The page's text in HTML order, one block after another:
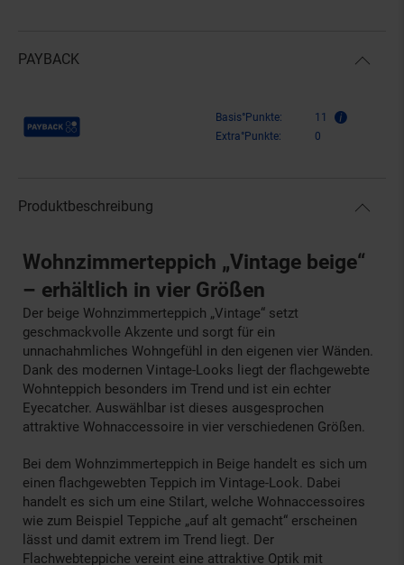
PAYBACK
Payback Punkte Basis°Punkte:
11
Extra°Punkte:
0
Produktbeschreibung
Wohnzimmerteppich „Vintage beige“
– erhältlich in vier Größen
Der beige Wohnzimmerteppich „Vintage“ setzt
geschmackvolle Akzente und sorgt für ein
unnachahmliches Wohngefühl in den eigenen vier Wänden.
Dank des modernen Vintage-Looks liegt der flachgewebte
Wohnteppich besonders im Trend und ist ein echter
Eyecatcher. Auswählbar ist dieses ausgesprochen
attraktive Wohnaccessoire in vier verschiedenen Größen.
Bei dem Wohnzimmerteppich in Beige handelt es sich um
einen flachgewebten Teppich im Vintage-Look. Dabei
handelt es sich um eine Stilart, welche Wohnaccessoires
wie zum Beispiel Teppiche „auf alt gemacht“ erscheinen
lässt und damit extrem im Trend liegt. Der
Flachwebteppiche vereint eine attraktive Optik mit